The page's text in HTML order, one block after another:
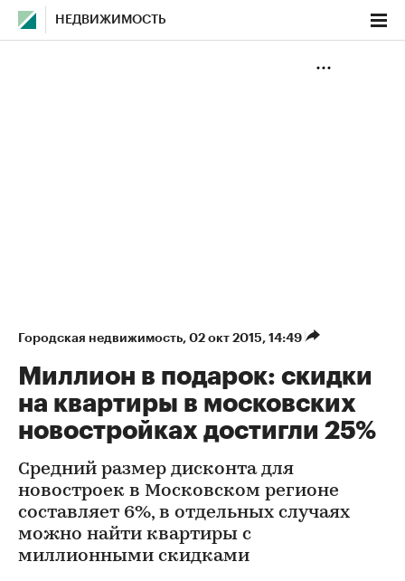
НЕДВИЖИМОСТЬ
Городская недвижимость⁠, 02 окт 2015, 14:49
Миллион в подарок: скидки
на квартиры в московских
новостройках достигли 25%
Средний размер дисконта для
новостроек в Московском регионе
составляет 6%, в отдельных случаях
можно найти квартиры с
миллионными скидками